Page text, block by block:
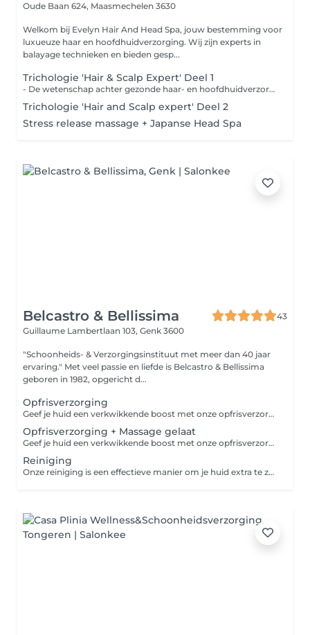
Oude Baan 624, Maasmechelen 3630
Welkom bij Evelyn Hair And Head Spa, jouw bestemming voor
luxueuze haar en hoofdhuidverzorging. Wij zijn experts in
balayage technieken en bieden gesp...
Trichologie 'Hair & Scalp Expert' Deel 1
- De wetenschap achter gezonde haar- en hoofdhuidverzorging. - Herkennen van verschillende haar- en hoofdhuidproblemen - Omgaan met een hoofdhuid camera en dit omzetten in de praktijk. - Hoofdhuid maskers leren maken en kunnen toepassen bij de juiste hoofdhuidproblematiek.
Trichologie 'Hair and Scalp expert' Deel 2
Stress release massage + Japanse Head Spa
Belcastro & Bellissima
43
Guillaume Lambertlaan 103, Genk 3600
"Schoonheids- & Verzorgingsinstituut met meer dan 40 jaar
ervaring." Met veel passie en liefde is Belcastro & Bellissima
geboren in 1982, opgericht d...
Opfrisverzorging
Geef je huid een verkwikkende boost met onze opfrisverzorging van het Gelaat. Deze korte maar effectieve behandeling is perfect voor een snelle oppepper. Tijdens deze behandeling reinigen we je huid grondig en verwijderen we dode huidcellen. We verzorgen je huid extra met een ampulle en hydraterend crème masker. We sluiten af met verzorgende producten. Voor de beste resultaten is het aangeraden om de producten van Bernard Cassière thuis verder te gebruiken. Iedere huid is uniek daarom wordt iedere verzorging aangepast aan je huidtype.
Opfrisverzorging + Massage gelaat
Geef je huid een verkwikkende boost met onze opfrisverzorging van het gelaat met massage. Deze korte maar effectieve behandeling is perfect voor een snelle oppepper. Tijdens deze behandeling reinigen we je huid grondig en verwijderen we dode huidcellen. We verzorgen je huid extra met een ampulle, verwennen je met een massage van het gelaat en decolleté en brengen een hydraterend crème masker aan. We sluiten af met verzorgende producten. Voor de beste resultaten is het aangeraden om de producten van Bernard Cassière thuis verder te gebruiken. Iedere huid is uniek daarom wordt iedere verzorging aangepast aan je huidtype.
Reiniging
Onze reiniging is een effectieve manier om je huid extra te zuiveren. Tijdens deze behandeling reinigen we je huid grondig en verwijderen we dode huidcellen. Na de vapozone-stoombehandeling, waarin de poriën worden geopend en onzuiverheden worden losgemaakt, verwijderen we voorzichtig comedonen. We brengen je huid in balans met een ampulle en een zuiverend crème masker. We sluiten af met verzorgende producten. Het resultaat is een frisse, heldere en zuivere huid. Deze behandeling is perfect voor een gemengde huid of als onderhoud voor een gezonde uitstraling. Voor de beste resultaten is het aangeraden om de producten van Bernard Cassière thuis verder te gebruiken. Iedere huid is uniek daarom wordt iedere verzorging aangepast aan je huidtype. Heb je veel comedonen of talg, reserveer dan de reiniging voor extra onzuiverheden!